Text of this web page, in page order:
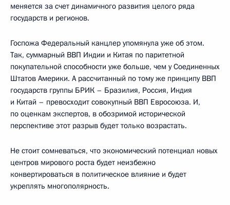
меняется за счет динамичного развития целого ряда
государств и регионов.
Госпожа Федеральный канцлер упомянула уже об этом.
Так, суммарный ВВП Индии и Китая по паритетной
покупательной способности уже больше, чем у Соединенных
Штатов Америки. А рассчитанный по тому же принципу ВВП
государств группы БРИК – Бразилия, Россия, Индия
и Китай – превосходит совокупный ВВП Евросоюза. И,
по оценкам экспертов, в обозримой исторической
перспективе этот разрыв будет только возрастать.
Не стоит сомневаться, что экономический потенциал новых
центров мирового роста будет неизбежно
конвертироваться в политическое влияние и будет
укреплять многополярность.